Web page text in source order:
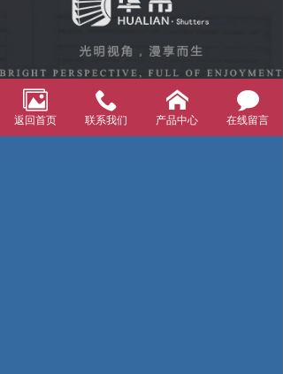
全国服务热线：
返回首页 联系我们 产品中心 在线留言